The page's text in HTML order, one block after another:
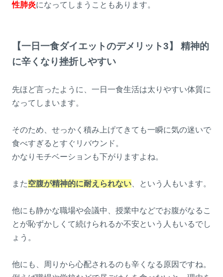
性肺炎になってしまうこともあります。
【一日一食ダイエットのデメリット3】 精神的
に辛くなり挫折しやすい
先ほど言ったように、一日一食生活は太りやすい体質に
なってしまいます。
そのため、せっかく積み上げてきても一瞬に気の迷いで
食べすぎるとすぐリバウンド。
かなりモチベーションも下がりますよね。
また空腹が精神的に耐えられない 、という人もいます。
他にも静かな職場や会議中、授業中などでお腹がなるこ
とが恥ずかしくて続けられるか不安という人もいるでし
ょう。
他にも、周りから心配されるのも辛くなる原因ですね。